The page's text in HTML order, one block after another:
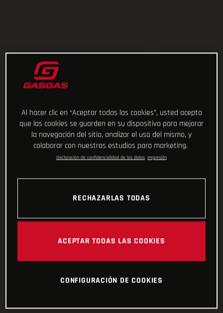
Al hacer clic en “Aceptar todas las cookies”, usted acepta
que las cookies se guarden en su dispositivo para mejorar
la navegación del sitio, analizar el uso del mismo, y
colaborar con nuestros estudios para marketing.
Declaración de confidencialidad de los datos Impresión
RECHAZARLAS TODAS
ACEPTAR TODAS LAS COOKIES
CONFIGURACIÓN DE COOKIES